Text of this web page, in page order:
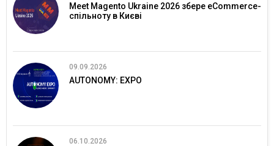
Meet Magento Ukraine 2026 збере eCommerce-
спільноту в Києві
09.09.2026
AUTONOMY: EXPO
06.10.2026